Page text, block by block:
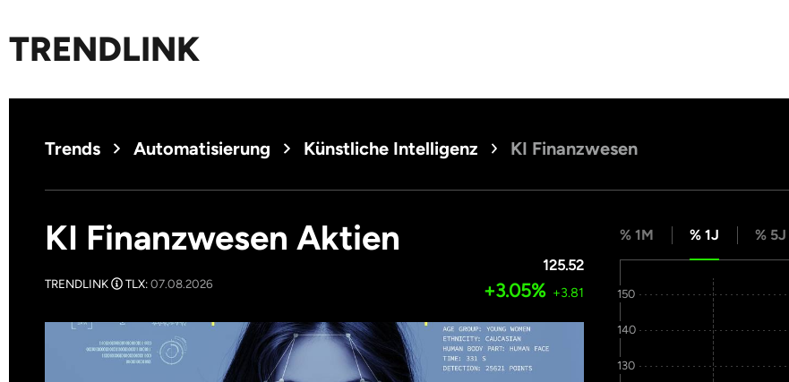
TRENDLINK
Trends Automatisierung Künstliche Intelligenz KI Finanzwesen
KI Finanzwesen Aktien
TRENDLINK TLX:07.08.2026
125.52
+3.05% +3.81
% 1M % 1J
% 5J
130
140
150